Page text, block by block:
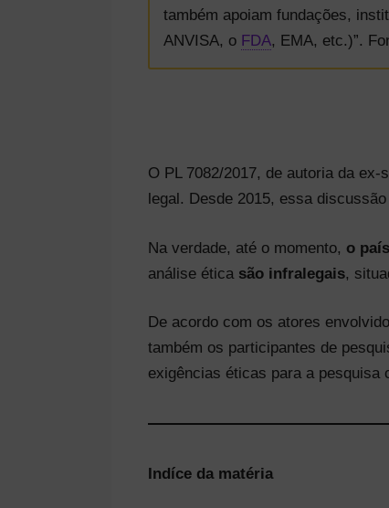
também apoiam fundações,
ANVISA, o FDA, EMA, etc.)”.
O PL 7082/2017, de autoria da
legal. Desde 2015, essa
Na verdade, até o momento, o
análise ética são infralegais,
De acordo com os atores
também os participantes de
exigências éticas para a
Indíce da matéria